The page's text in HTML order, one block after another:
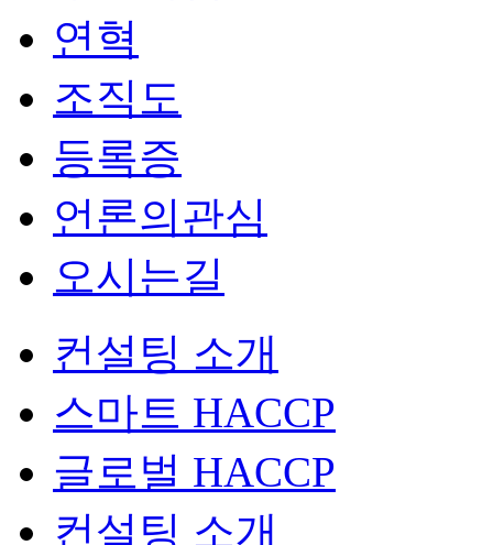
연혁
조직도
등록증
언론의관심
오시는길
컨설팅 소개
스마트 HACCP
글로벌 HACCP
컨설팅 소개